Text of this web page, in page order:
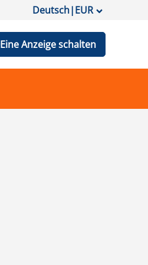
Deutsch|EUR
Eine Anzeige schalten